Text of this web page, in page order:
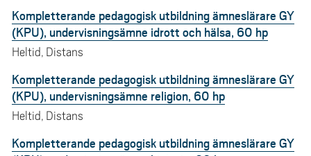
Kompletterande pedagogisk utbildning ämneslärare GY
(KPU), undervisningsämne idrott och hälsa, 60 hp
Heltid, Distans
Kompletterande pedagogisk utbildning ämneslärare GY
(KPU), undervisningsämne religion, 60 hp
Heltid, Distans
Kompletterande pedagogisk utbildning ämneslärare GY